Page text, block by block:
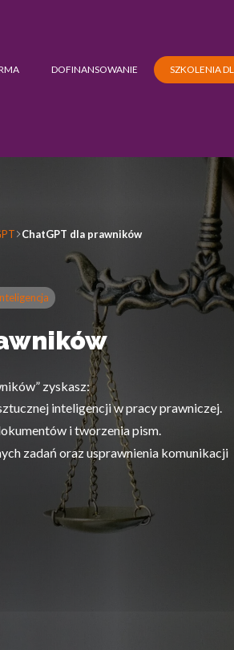
DOFINANSOWANIE SZKOLENIA
ChatGPT dla prawników
zyskasz:
inteligencji w pracy prawniczej.
i tworzenia pism.
zadań oraz usprawnienia komunikacji